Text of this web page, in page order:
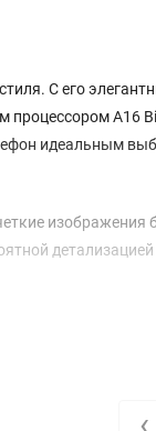
С его
процессором A16
идеальным
изображения
детализацией
разрешением 48 Мп